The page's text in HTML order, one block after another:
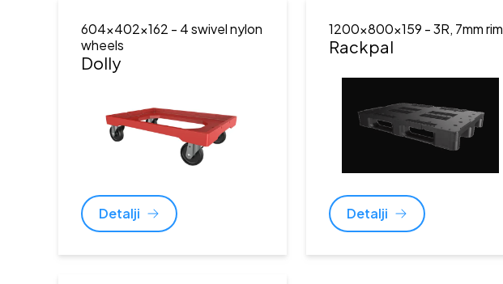
604x402x162 - 4 swivel nylon
wheels
Dolly
Detalji
1200x800x159 - 3R, 7mm rim
Rackpal
Detalji